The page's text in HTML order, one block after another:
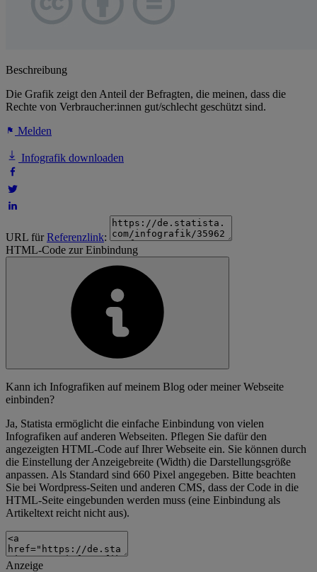
Beschreibung
Die Grafik zeigt den Anteil der Befragten, die meinen, dass die
Rechte von Verbraucher:innen gut/schlecht geschützt sind.
Melden
Infografik downloaden
URL fürReferenzlink:
HTML-Code zur Einbindung
Kann ich Infografiken auf meinem Blog oder meiner Webseite
einbinden?
Ja, Statista ermöglicht die einfache Einbindung von vielen
Infografiken auf anderen Webseiten. Pflegen Sie dafür den
angezeigten HTML-Code auf Ihrer Webseite ein. Sie können durch
die Einstellung der Anzeigebreite (Width) die Darstellungsgröße
anpassen. Als Standard sind 660 Pixel angegeben. Bitte beachten
Sie bei Wordpress-Seiten und anderen CMS, dass der Code in die
HTML-Seite eingebunden werden muss (eine Einbindung als
Artikeltext reicht nicht aus).
Anzeige